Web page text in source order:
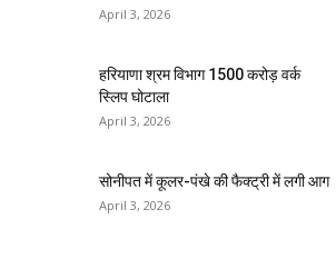
April 3, 2026
हरियाणा श्रम विभाग 1500 करोड़ वर्क
स्लिप घोटाला
April 3, 2026
सोनीपत में कूलर-पंखे की फैक्ट्री में लगी आग
April 3, 2026